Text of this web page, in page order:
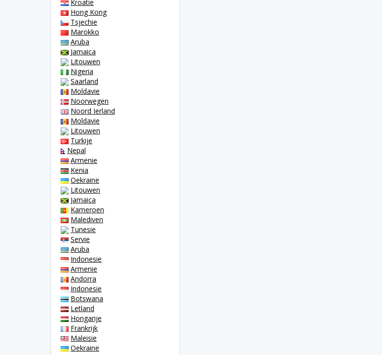
Kroatie
Hong Kong
Tsjechie
Marokko
Aruba
Jamaica
Litouwen
Nigeria
Saarland
Moldavie
Noorwegen
Noord Ierland
Moldavie
Litouwen
Turkije
Nepal
Armenie
Kenia
Oekraine
Litouwen
Jamaica
Kameroen
Malediven
Tunesie
Servie
Aruba
Indonesie
Armenie
Andorra
Indonesie
Botswana
Letland
Hongarije
Frankrijk
Maleisie
Oekraine